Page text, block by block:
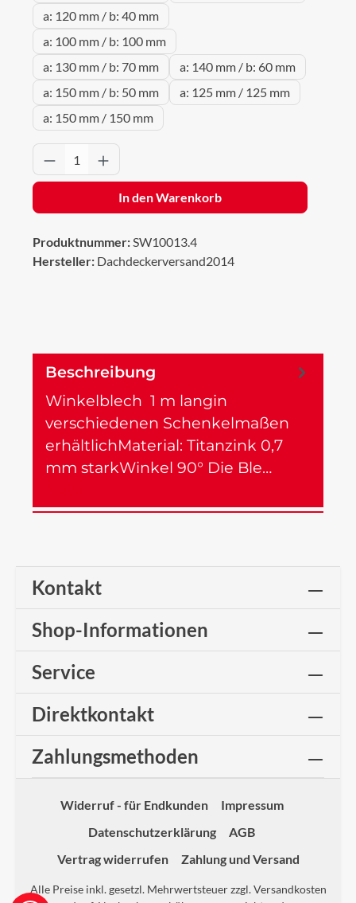
a: 120 mm / b: 40 mm
a: 100 mm / b: 100 mm
a: 130 mm / b: 70 mm
a: 140 mm / b: 60 mm
a: 150 mm / b: 50 mm
a: 125 mm / 125 mm
a: 150 mm / 150 mm
Produkt Anzahl: Gib den gewünschten
In den Warenkorb
Produktnummer:SW10013.4
Hersteller: Dachdeckerversand2014
Beschreibung
Winkelblech 1 m langin
verschiedenen Schenkelmaßen
erhältlichMaterial: Titanzink 0,7
mm starkWinkel 90° Die Ble…
Kontakt
Shop-Informationen
Service
Direktkontakt
Zahlungsmethoden
Widerruf - für Endkunden
Impressum
Datenschutzerklärung
AGB
Vertrag widerrufen
Zahlung und Versand
Alle Preise inkl. gesetzl. Mehrwertsteuer zzgl.Versandkosten